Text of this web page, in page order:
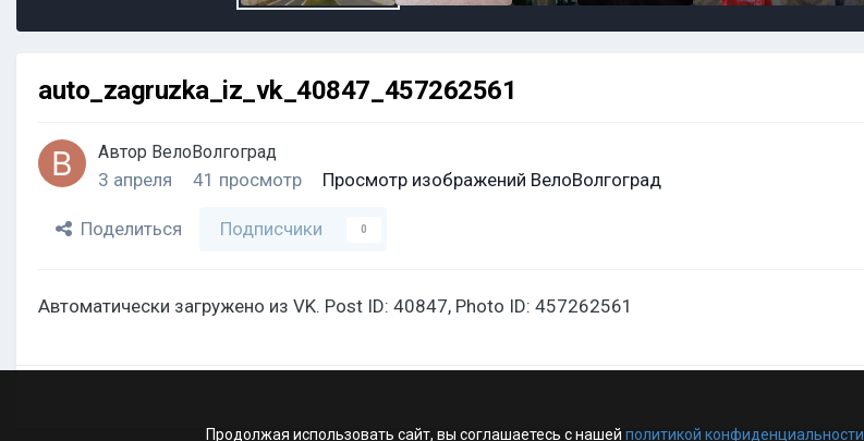
auto_zagruzka_iz_vk_40847_457262561
Автор ВелоВолгоград
3 апреля 41 просмотр Просмотр изображений ВелоВолгоград
Поделиться Подписчики 0
Автоматически загружено из VK. Post ID: 40847, Photo ID: 457262561
Продолжая использовать сайт, вы соглашаетесь с нашей политикой конфиденциальности